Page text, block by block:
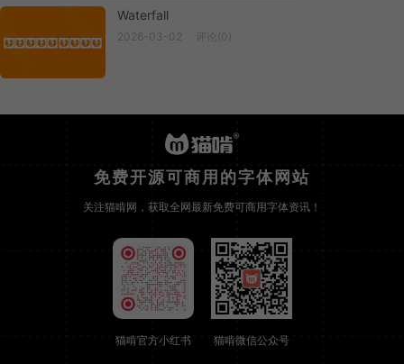
Waterfall
Waterfall
2026-03-02 评论(0)
免费开源可商用的字体网站
关注猫啃网，获取全网最新免费可商用字体资讯！
猫啃官方小红书 猫啃微信公众号